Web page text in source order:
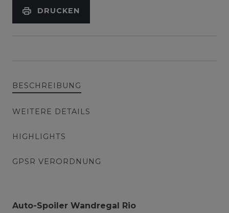
DRUCKEN
BESCHREIBUNG
WEITERE DETAILS
HIGHLIGHTS
GPSR VERORDNUNG
Auto-Spoiler Wandregal Rio